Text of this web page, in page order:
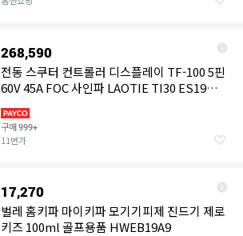
268,590
전동 스쿠터 컨트롤러 디스플레이 TF-100 5핀
60V 45A FOC 사인파 LAOTIE TI30 ES19
구매999+
11번가
17,270
벌레 홈키파 마이키파 모기기피제 진드기 제로
키즈 100ml 골프용품 HWEB19A9